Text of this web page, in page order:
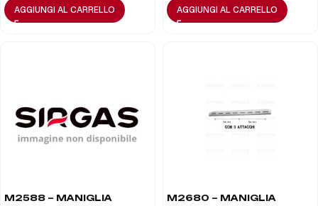
AGGIUNGI AL CARRELLO AGGIUNGI AL CARRELLO
M2588 – MANIGLIA
M2680 – MANIGLIA